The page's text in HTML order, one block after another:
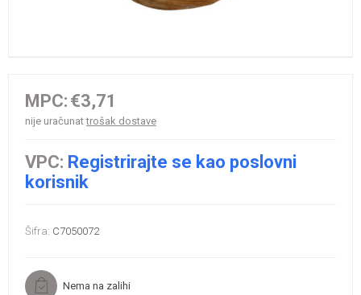
MPC: €3,71
nije uračunattrošak dostave
VPC: Registrirajte se kao poslovni
korisnik
Šifra: C7050072
Nema na zalihi